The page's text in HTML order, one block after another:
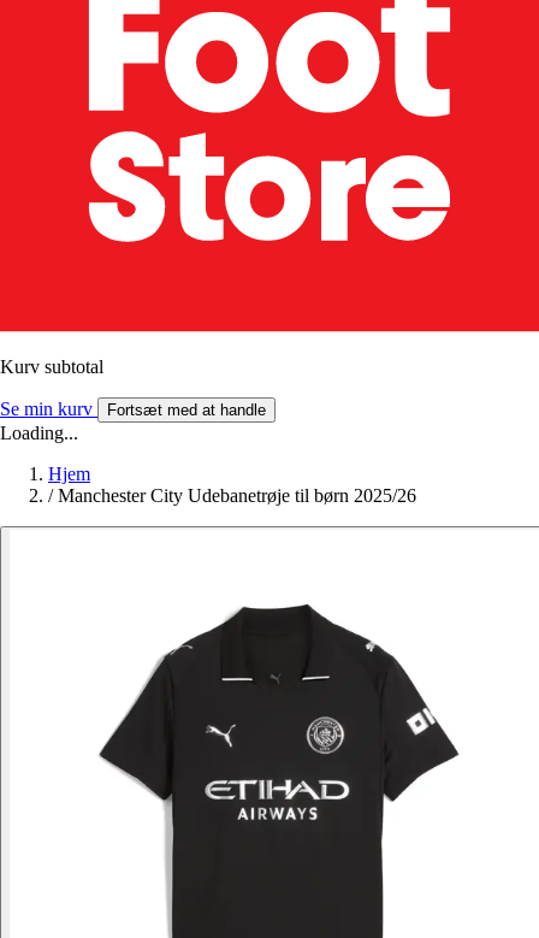
Kurv subtotal
Se min kurv Fortsæt med at handle
Loading...
Hjem
/ Manchester City Udebanetrøje til børn 2025/26